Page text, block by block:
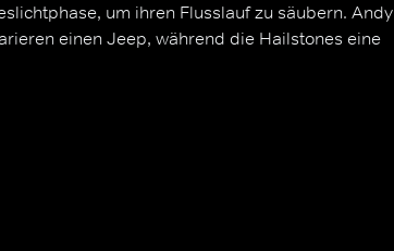
um ihren Flusslauf zu säubern. Andy
einen Jeep, während die Hailstones eine